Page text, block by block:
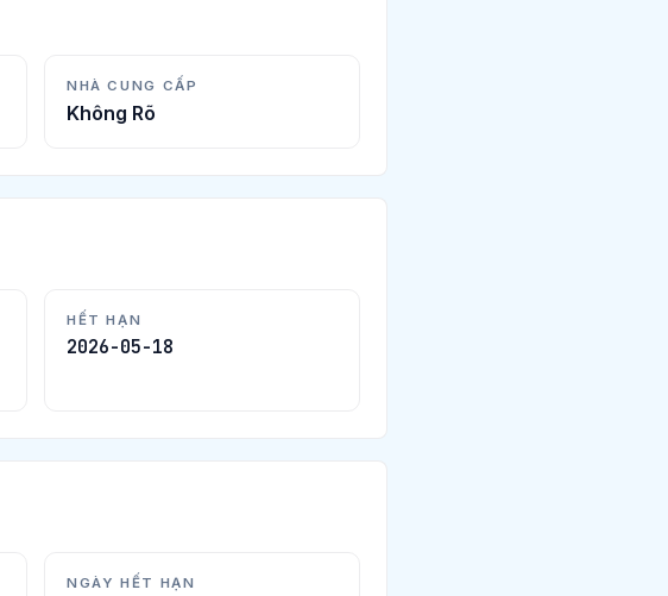
NHÀ CUNG CẤP
Không Rõ
HẾT HẠN
2026-05-18
NGÀY HẾT HẠN